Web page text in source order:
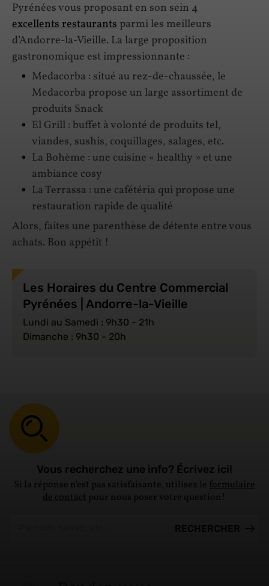
Pyrénées vous proposant en son sein 4
excellents restaurants parmi les meilleurs
d’Andorre-la-Vieille. La large proposition
gastronomique est impressionnante :
Medacorba : situé au rez-de-chaussée, le
Medacorba propose un large assortiment de
produits Snack
El Grill : buffet à volonté de produits tel,
viandes, sushis, coquillages, salages, etc.
La Bohème : une cuisine « healthy » et une
ambiance cosy
La Terrassa : une cafétéria qui propose une
restauration rapide de qualité
Alors, faites une parenthèse de détente entre vous
achats. Bon appétit !
Les Horaires du Centre Commercial
Pyrénées | Andorre-la-Vieille
Lundi au Samedi : 9h30 - 21h
Dimanche : 9h30 - 20h
Vous recherchez une info? Écrivez ici!
Si la réponse n'est pas satisfaisante, utilisez leformulaire
de contactpour nous poser votre question!